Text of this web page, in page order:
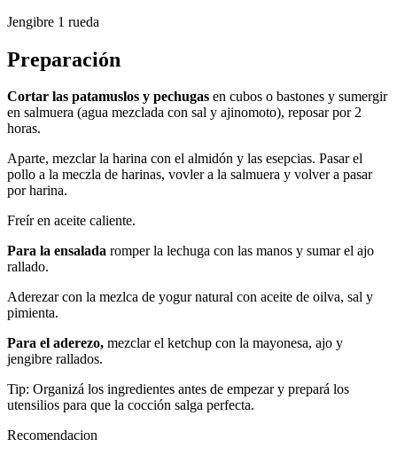
Jengibre 1 rueda
Preparación
Cortar las patamuslos y pechugas en cubos o bastones y sumergir
en salmuera (agua mezclada con sal y ajinomoto), reposar por 2
horas.
Aparte, mezclar la harina con el almidón y las esepcias. Pasar el
pollo a la meczla de harinas, vovler a la salmuera y volver a pasar
por harina.
Freír en aceite caliente.
Para la ensalada romper la lechuga con las manos y sumar el ajo
rallado.
Aderezar con la mezlca de yogur natural con aceite de oilva, sal y
pimienta.
Para el aderezo, mezclar el ketchup con la mayonesa, ajo y
jengibre rallados.
Tip: Organizá los ingredientes antes de empezar y prepará los
utensilios para que la cocción salga perfecta.
Recomendacion